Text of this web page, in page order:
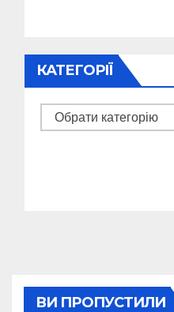
КАТЕГОРІЇ
Категорії
ВИ ПРОПУСТИЛИ